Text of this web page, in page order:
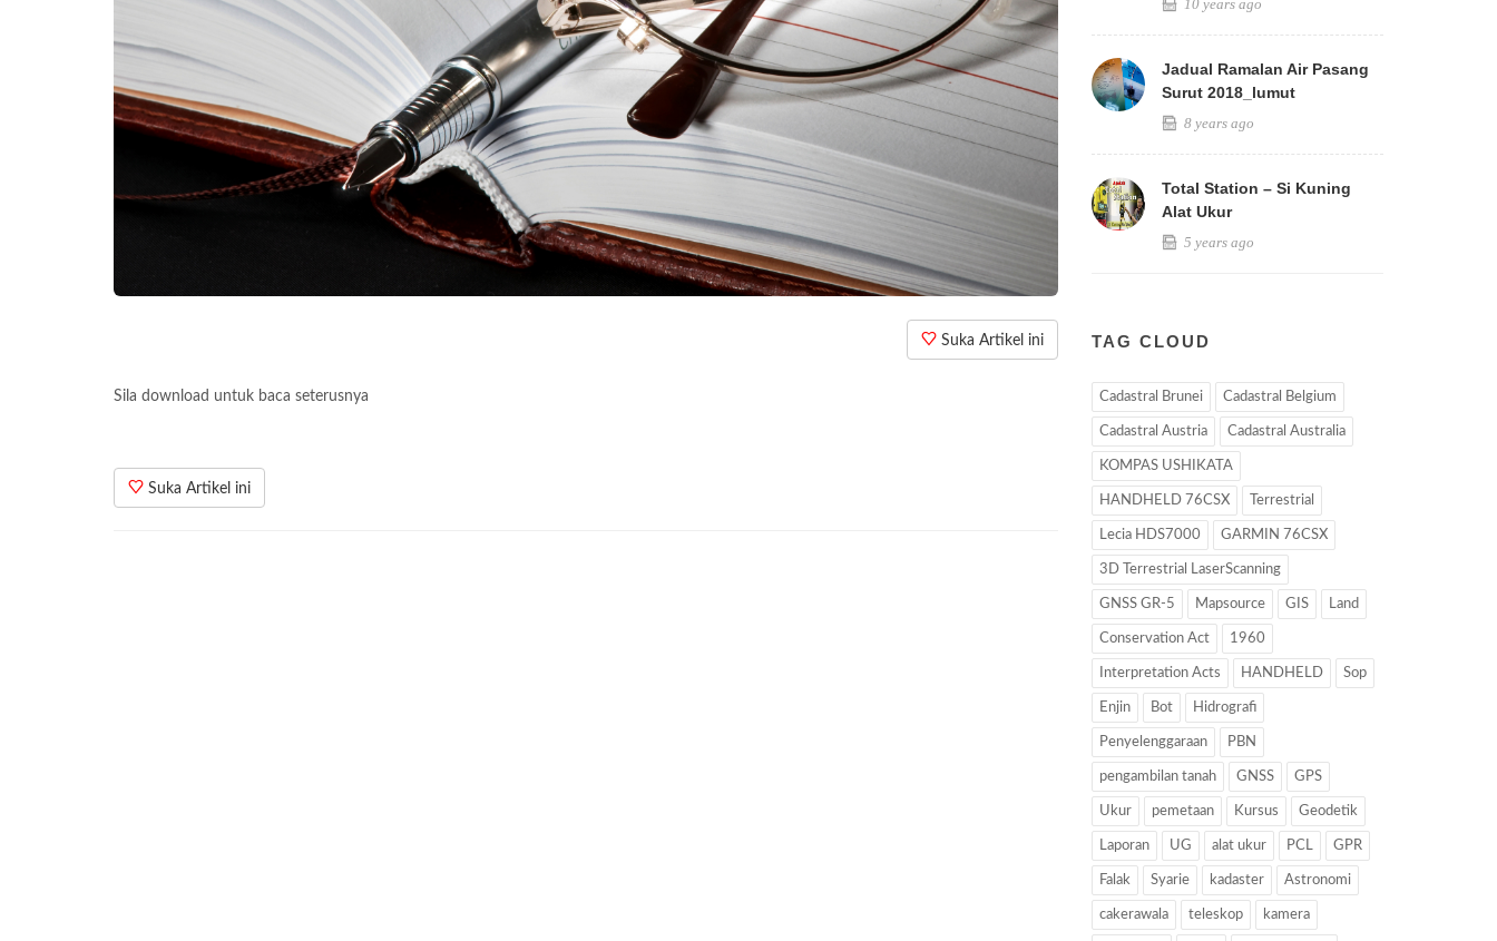
Suka Artikel ini
Sila download untuk baca seterusnya
Suka Artikel ini
10 years ago
Jadual Ramalan Air Pasang
Surut 2018_lumut
8 years ago
Total Station – Si Kuning
Alat Ukur
5 years ago
TAG CLOUD
Cadastral Brunei Cadastral Belgium
Cadastral Austria Cadastral Australia
KOMPAS USHIKATA
HANDHELD 76CSX Terrestrial
Lecia HDS7000 GARMIN 76CSX
3D Terrestrial LaserScanning
GNSS GR-5 Mapsource GIS Land
Conservation Act 1960
Interpretation Acts HANDHELD Sop
Enjin Bot Hidrografi
Penyelenggaraan PBN
pengambilan tanah GNSS GPS
Ukur pemetaan Kursus Geodetik
Laporan UG alat ukur PCL GPR
Falak Syarie kadaster Astronomi
cakerawala teleskop kamera